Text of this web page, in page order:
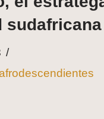
sudafricana